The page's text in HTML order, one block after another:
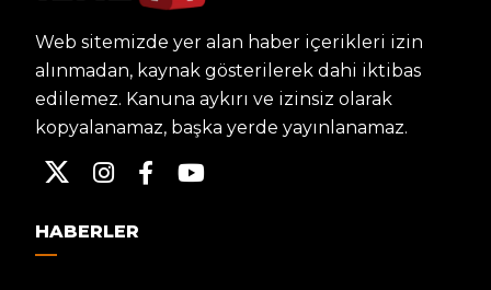
Web sitemizde yer alan haber içerikleri izin
alınmadan, kaynak gösterilerek dahi iktibas
edilemez. Kanuna aykırı ve izinsiz olarak
kopyalanamaz, başka yerde yayınlanamaz.
HABERLER